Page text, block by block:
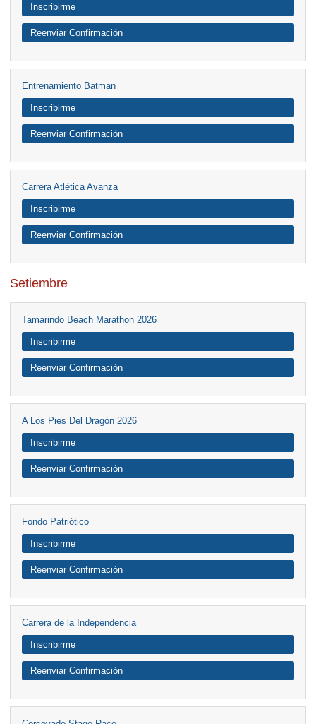
Inscribirme
Reenviar Confirmación
Entrenamiento Batman
Inscribirme
Reenviar Confirmación
Carrera Atlética Avanza
Inscribirme
Reenviar Confirmación
Setiembre
Tamarindo Beach Marathon 2026
Inscribirme
Reenviar Confirmación
A Los Pies Del Dragón 2026
Inscribirme
Reenviar Confirmación
Fondo Patriótico
Inscribirme
Reenviar Confirmación
Carrera de la Independencia
Inscribirme
Reenviar Confirmación